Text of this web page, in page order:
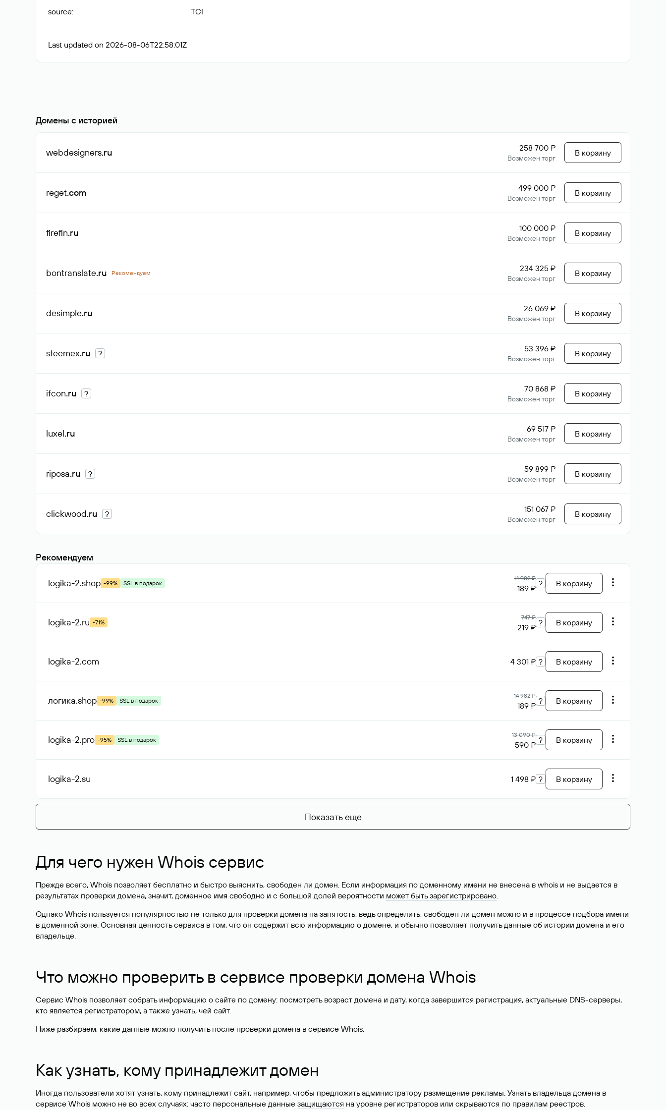
source: TCI
Last updated on 2026-08-06T22:58:01Z
Домены с историей
webdesigners.ru 258 700 ₽
Возможен торг
В корзину
reget.com 499 000 ₽
Возможен торг
В корзину
firefin.ru 100 000 ₽
Возможен торг
В корзину
bontranslate.ru Рекомендуем 234 325 ₽
Возможен торг
В корзину
desimple.ru 26 069 ₽
Возможен торг
В корзину
steemex.ru ? 53 396 ₽
Возможен торг
В корзину
ifcon.ru ? 70 868 ₽
Возможен торг
В корзину
luxel.ru 69 517 ₽
Возможен торг
В корзину
riposa.ru ? 59 899 ₽
Возможен торг
В корзину
clickwood.ru ? 151 067 ₽
Возможен торг
В корзину
Рекомендуем
logika-2.shop -99% SSL в подарок
14 982 ₽
189 ₽ ? В корзину
logika-2.ru -71%
747 ₽
219 ₽ ? В корзину
logika-2.com 4 301 ₽ ? В корзину
логика.shop -99% SSL в подарок
14 982 ₽
189 ₽ ? В корзину
logika-2.pro -95% SSL в подарок
13 090 ₽
590 ₽ ? В корзину
logika-2.su 1 498 ₽ ? В корзину
Показать еще
Для чего нужен Whois сервис
Прежде всего, Whois позволяет бесплатно и быстро выяснить, свободен ли домен. Если информация по доменному имени не внесена в whois и не выдается в
результатах проверки домена, значит, доменное имя свободно и с большой долей вероятности может быть зарегистрировано.
Однако Whois пользуется популярностью не только для проверки домена на занятость, ведь определить, свободен ли домен можно и в процессе подбора имени
в доменной зоне. Основная ценность сервиса в том, что он содержит всю информацию о домене, и обычно позволяет получить данные об истории домена и его
владельце.
Что можно проверить в сервисе проверки домена Whois
Сервис Whois позволяет собрать информацию о сайте по домену: посмотреть возраст домена и дату, когда завершится регистрация, актуальные DNS-серверы,
кто является регистратором, а также узнать, чей сайт.
Ниже разбираем, какие данные можно получить после проверки домена в сервисе Whois.
Как узнать, кому принадлежит домен
Иногда пользователи хотят узнать, кому принадлежит сайт, например, чтобы предложить администратору размещение рекламы. Узнать владельца домена в
сервисе Whois можно не во всех случаях: часто персональные данные защищаются на уровне регистраторов или скрываются по правилам реестров.